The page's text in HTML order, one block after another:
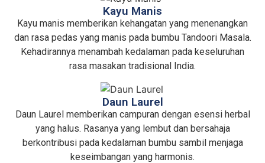
Kayu Manis
Kayu manis memberikan kehangatan yang menenangkan
dan rasa pedas yang manis pada bumbu Tandoori Masala.
Kehadirannya menambah kedalaman pada keseluruhan
rasa masakan tradisional India.
Daun Laurel
Daun Laurel memberikan campuran dengan esensi herbal
yang halus. Rasanya yang lembut dan bersahaja
berkontribusi pada kedalaman bumbu sambil menjaga
keseimbangan yang harmonis.